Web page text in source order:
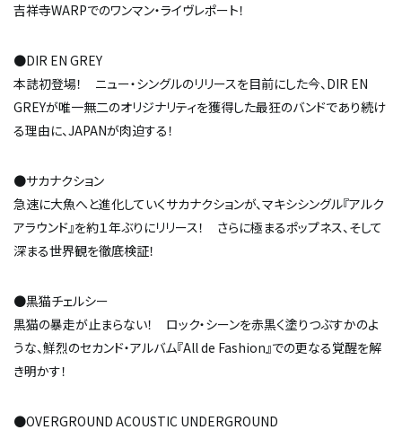
吉祥寺WARPでのワンマン・ライヴレポート！
●DIR EN GREY
本誌初登場！ ニュー・シングルのリリースを目前にした今、DIR EN
GREYが唯一無二のオリジナリティを獲得した最狂のバンドであり続け
る理由に、JAPANが肉迫する！
●サカナクション
急速に大魚へと進化していくサカナクションが、マキシシングル『アルク
アラウンド』を約１年ぶりにリリース！ さらに極まるポップネス、そして
深まる世界観を徹底検証！
●黒猫チェルシー
黒猫の暴走が止まらない！ ロック・シーンを赤黒く塗りつぶすかのよ
うな、鮮烈のセカンド・アルバム『All de Fashion』での更なる覚醒を解
き明かす！
●OVERGROUND ACOUSTIC UNDERGROUND